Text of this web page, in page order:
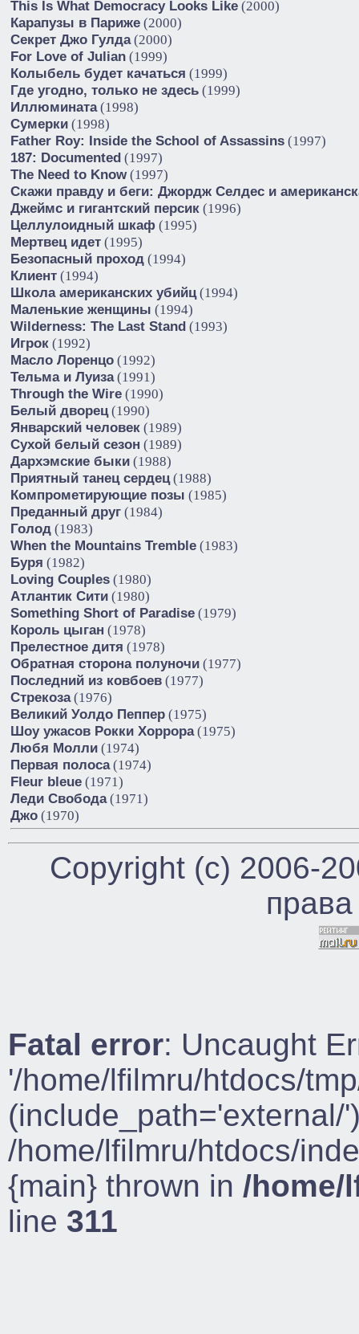
This Is What Democracy Looks Like (2000)
Карапузы в Париже (2000)
Секрет Джо Гулда(2000)
For Love of Julian (1999)
Колыбель будет качаться (1999)
Где угодно, только не здесь (1999)
Иллюмината(1998)
Сумерки (1998)
Father Roy: Inside the School of Assassins (1997)
187: Documented (1997)
The Need to Know (1997)
Скажи правду и беги: Джордж Селдес и
Джеймс и гигантский персик (1996)
Целлулоидный шкаф (1995)
Мертвец идет (1995)
Безопасный проход (1994)
Клиент (1994)
Школа американских убийц(1994)
Маленькие женщины (1994)
Wilderness: The Last Stand (1993)
Игрок (1992)
Масло Лоренцо (1992)
Тельма и Луиза(1991)
Through the Wire (1990)
Белый дворец(1990)
Январский человек (1989)
Сухой белый сезон (1989)
Дархэмские быки (1988)
Приятный танец сердец(1988)
Компрометирующие позы (1985)
Преданный друг (1984)
Голод (1983)
When the Mountains Tremble (1983)
Буря (1982)
Loving Couples (1980)
Атлантик Сити (1980)
Something Short of Paradise (1979)
Король цыган (1978)
Прелестное дитя (1978)
Обратная сторона полуночи (1977)
Последний из ковбоев (1977)
Стрекоза(1976)
Великий Уолдо Пеппер (1975)
Шоу ужасов Рокки Хоррора(1975)
Любя Молли (1974)
Первая полоса(1974)
Fleur bleue (1971)
Леди Свобода(1971)
Джо (1970)
Copyright (c) 2006-
Fatal error: Uncaught
'/home/lfilmru/htdocs/
(include_path='external/
/home/lfilmru/htdocs/
{main} thrown in /home/
line 311